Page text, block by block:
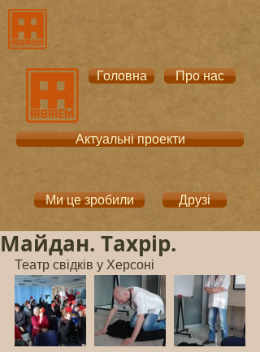
Головна Про нас
Актуальні проекти
Ми це зробили Друзі
Майдан. Тахрір.
Театр свідків у Херсоні